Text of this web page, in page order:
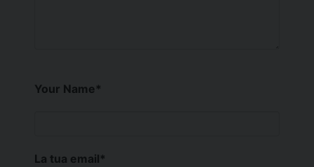
Your Name*
La tua email*